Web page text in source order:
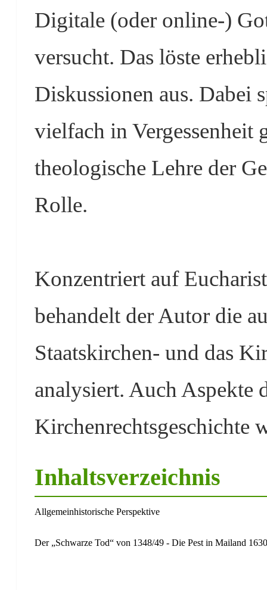
Digitale (oder online-)
versucht. Das löste
Diskussionen aus. Dabei
vielfach in Vergessenheit
theologische Lehre der
Rolle.
Konzentriert auf
behandelt der Autor die
Staatskirchen- und das
analysiert. Auch Aspekte
Kirchenrechtsgeschichte
Inhaltsverzeichnis
Allgemeinhistorische Perspektive
Der „Schwarze Tod“ von 1348/49 - Die Pest in Mailand 1630